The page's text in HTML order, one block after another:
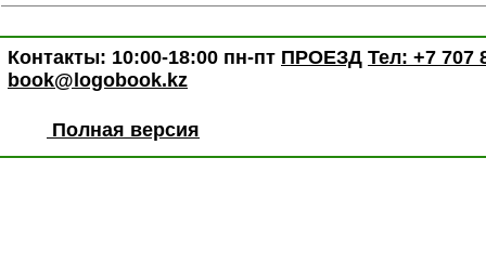
Контакты: 10:00-18:00 пн-пт ПРОЕЗД Тел: +7 707
book@logobook.kz
Полная версия